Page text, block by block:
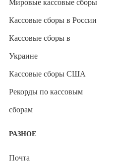
Мировые кассовые сборы
Кассовые сборы в России
Кассовые сборы в
Украине
Кассовые сборы США
Рекорды по кассовым
сборам
РАЗНОЕ
Почта